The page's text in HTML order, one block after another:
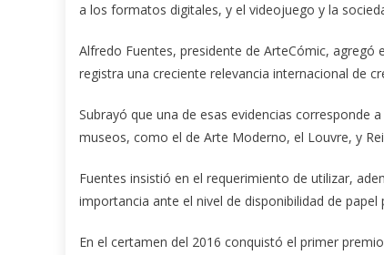
a los formatos digitales, y el videojuego y la
Alfredo Fuentes, presidente de ArteCómic, agregó
registra una creciente relevancia internacional de
Subrayó que una de esas evidencias corresponde
museos, como el de Arte Moderno, el Louvre, y
Fuentes insistió en el requerimiento de utilizar,
importancia ante el nivel de disponibilidad de papel
En el certamen del 2016 conquistó el primer